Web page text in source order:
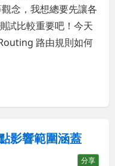
念，我想總要先讓各
試比較重要吧！今天
路由規則如何
影響範圍涵蓋
分享